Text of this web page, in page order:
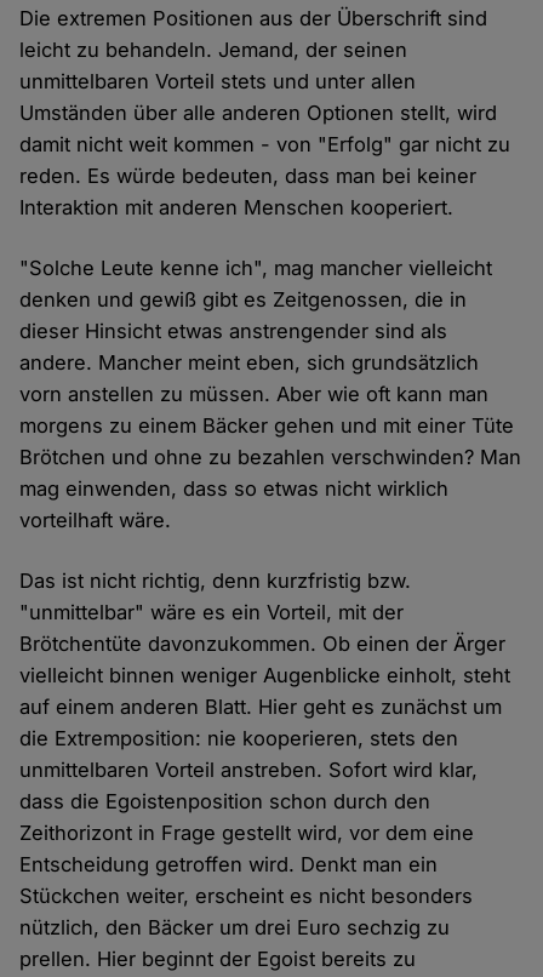
Die extremen Positionen aus der Überschrift sind
leicht zu behandeln. Jemand, der seinen
unmittelbaren Vorteil stets und unter allen
Umständen über alle anderen Optionen stellt, wird
damit nicht weit kommen - von "Erfolg" gar nicht zu
reden. Es würde bedeuten, dass man bei keiner
Interaktion mit anderen Menschen kooperiert.
"Solche Leute kenne ich", mag mancher vielleicht
denken und gewiß gibt es Zeitgenossen, die in
dieser Hinsicht etwas anstrengender sind als
andere. Mancher meint eben, sich grundsätzlich
vorn anstellen zu müssen. Aber wie oft kann man
morgens zu einem Bäcker gehen und mit einer Tüte
Brötchen und ohne zu bezahlen verschwinden? Man
mag einwenden, dass so etwas nicht wirklich
vorteilhaft wäre.
Das ist nicht richtig, denn kurzfristig bzw.
"unmittelbar" wäre es ein Vorteil, mit der
Brötchentüte davonzukommen. Ob einen der Ärger
vielleicht binnen weniger Augenblicke einholt, steht
auf einem anderen Blatt. Hier geht es zunächst um
die Extremposition: nie kooperieren, stets den
unmittelbaren Vorteil anstreben. Sofort wird klar,
dass die Egoistenposition schon durch den
Zeithorizont in Frage gestellt wird, vor dem eine
Entscheidung getroffen wird. Denkt man ein
Stückchen weiter, erscheint es nicht besonders
nützlich, den Bäcker um drei Euro sechzig zu
prellen. Hier beginnt der Egoist bereits zu